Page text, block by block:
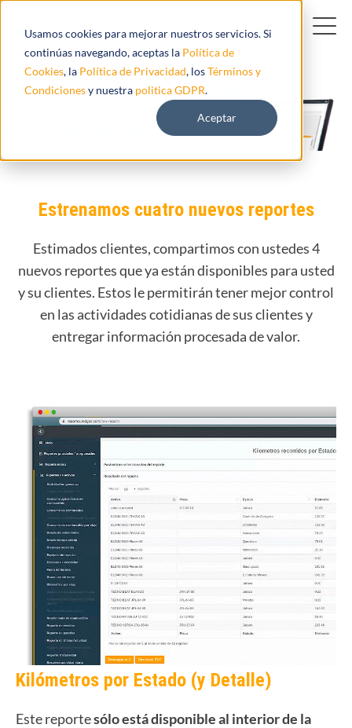
Usamos cookies para mejorar nuestros servicios. Si
continúas navegando, aceptas la Política de
Cookies, la Política de Privacidad, losTérminos y
Condicionesy nuestra politica GDPR.
Aceptar
Nuevos reportes ¡nuevas
oportunidades!
Estrenamos cuatro nuevos reportes
Estimados clientes, compartimos con ustedes 4
nuevos reportes que ya están disponibles para usted
y su clientes. Estos le permitirán tener mejor control
en las actividades cotidianas de sus clientes y
entregar información procesada de valor.
Kilómetros por Estado (y Detalle)
Este reportesólo está disponible al interior de la